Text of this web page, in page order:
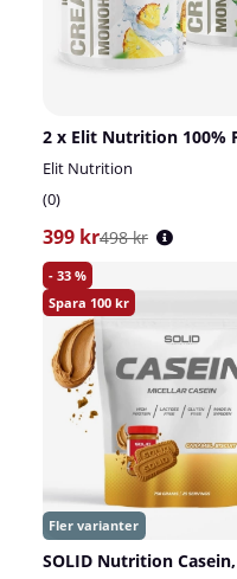
Elit Nutrition
0
399 kr498 kr
33
100
SOLID Nutrition